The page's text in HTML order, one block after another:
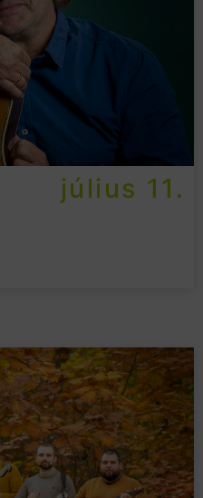
július 11.